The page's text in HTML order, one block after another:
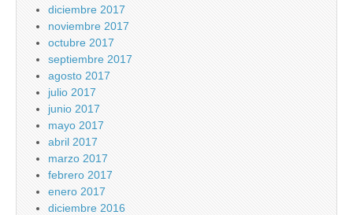
diciembre 2017
noviembre 2017
octubre 2017
septiembre 2017
agosto 2017
julio 2017
junio 2017
mayo 2017
abril 2017
marzo 2017
febrero 2017
enero 2017
diciembre 2016